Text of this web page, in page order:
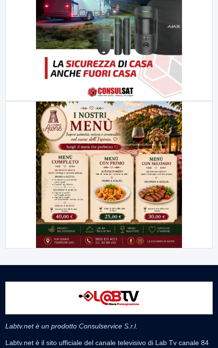
Labtv.net è un prodotto Consulservice S.r.l.
Labtv.net è il sito ufficiale del canale televisivo di Lab Tv canale 84